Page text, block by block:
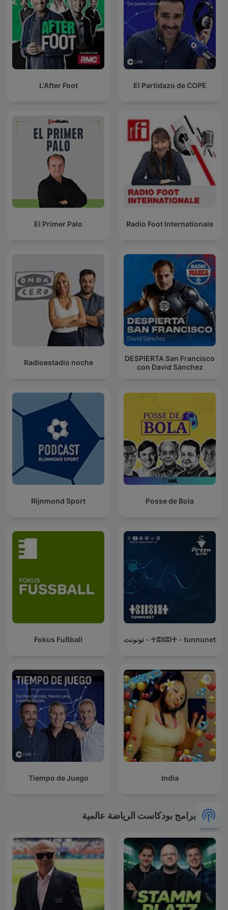
El Partidazo de COPE
L'After Foot
Radio Foot Internationale
El Primer Palo
DESPIERTA San Francisco
con David Sánchez
Radioestadio noche
Posse de Bola
Rijnmond Sport
ⵜⵓⵏⵏⵓⵏⵜ - tunnunet - تونونت Fokus Fußball
India
Tiempo de Juego
برامج بودكاست الرياضة عالمية